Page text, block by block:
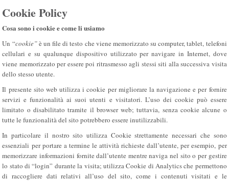
Cookie Policy
Cosa sono i cookie e come li usiamo
Un “cookie”è un file di testo che viene memorizzato su computer, tablet, telefoni
cellulari e su qualunque dispositivo utilizzato per navigare in Internet, dove
viene memorizzato per essere poi ritrasmesso agli stessi siti alla successiva visita
dello stesso utente.
Il presente sito web utilizza i cookie per migliorare la navigazione e per fornire
servizi e funzionalità ai suoi utenti e visitatori. L’uso dei cookie può essere
limitato o disabilitato tramite il browser web; tuttavia, senza cookie alcune o
tutte le funzionalità del sito potrebbero essere inutilizzabili.
In particolare il nostro sito utilizza Cookie strettamente necessari che sono
essenziali per portare a termine le attività richieste dall’utente, per esempio, per
memorizzare informazioni fornite dall’utente mentre naviga nel sito o per gestire
lo stato di “login” durante la visita; utilizza Cookie di Analytics che permettono
di raccogliere dati relativi all’uso del sito, come i contenuti visitati e le